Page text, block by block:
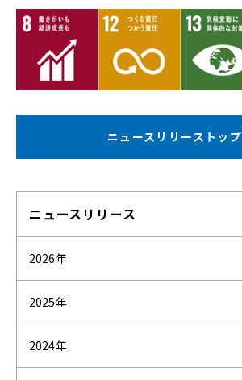
ニュースリリーストップ
ニュースリリース
2026年
2025年
2024年